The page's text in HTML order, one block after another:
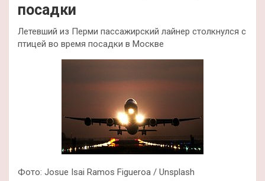
посадки
Летевший из Перми пассажирский лайнер столкнулся с
птицей во время посадки в Москве
Фото: Josue Isai Ramos Figueroa / Unsplash